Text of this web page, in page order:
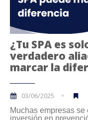
¿Tu SPA es
verdadero
marcar la
03/06/2025
Muchas empresas
inversión en